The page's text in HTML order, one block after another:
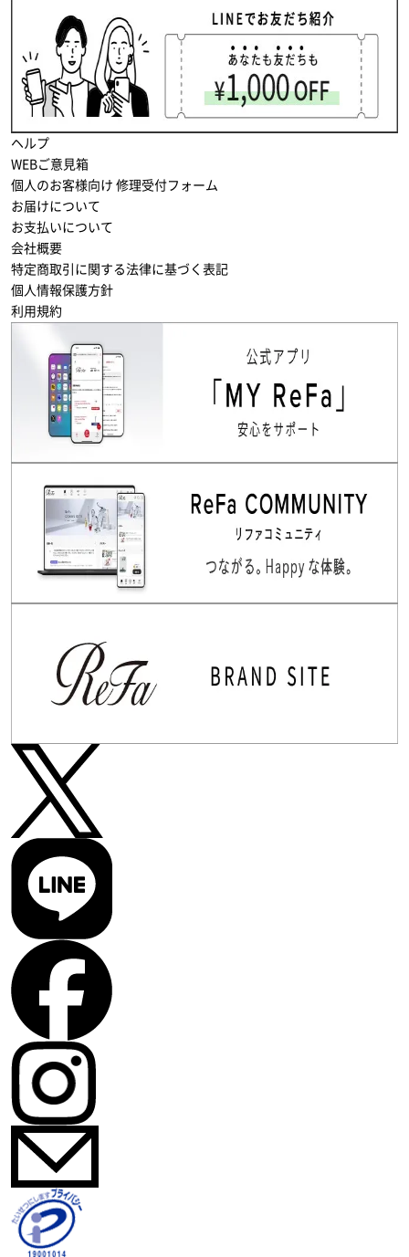
ヘルプ
WEBご意見箱
個人のお客様向け 修理受付フォーム
お届けについて
お支払いについて
会社概要
特定商取引に関する法律に基づく表記
個人情報保護方針
利用規約